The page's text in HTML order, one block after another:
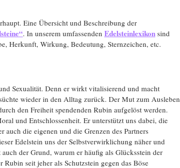
Eine Übersicht und Beschreibung der
. In unserem umfassenden Edelsteinlexikon sind
Herkunft, Wirkung, Bedeutung, Sternzeichen, etc.
Sexualität. Denn er wirkt vitalisierend und macht
wieder in den Alltag zurück. Der Mut zum Ausleben
den Freiheit spendenden Rubin aufgelöst werden.
und Entschlossenheit. Er unterstützt uns dabei, die
auch die eigenen und die Grenzen des Partners
Edelstein uns der Selbstverwirklichung näher und
der Grund, warum er häufig als Glücksstein der
seit jeher als Schutzstein gegen das Böse